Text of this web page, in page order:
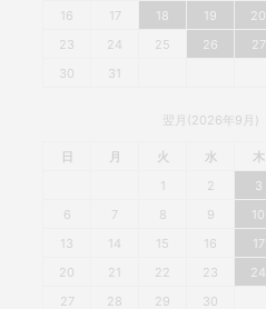
16
17 18 19 20
23
24 25 26 27
30
31
翌月(2026年9月)
日 月 火 水 木
1
2 3
6
7 8 9 10
13
14 15 16 17
20
21 22 23 24
27
28 29 30